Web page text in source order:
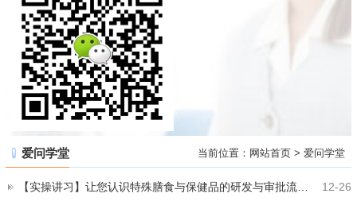
当前位置： 网站首页 > 爱问学堂
爱问学堂
12-26
【实操讲习】让您​认识特殊膳食与保健品的研发与审批流程（叶袓光）